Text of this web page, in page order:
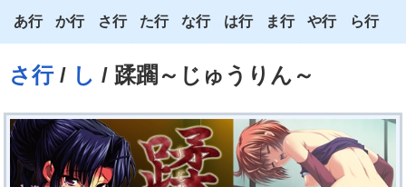
さ行/ し / 蹂躙～じゅうりん～
あ行
い
う
え
か行
き
く
け
さ行
し
す
せ
た行
ち
つ
て
な行
に
ぬ
ね
は行
ひ
ふ
へ
ま行
み
む
め
や行
よ
わ
ら行
る
れ